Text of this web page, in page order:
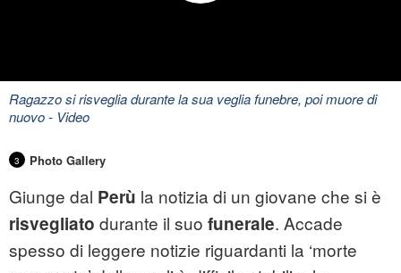
Ragazzo si risveglia durante la sua veglia funebre, poi muore di
nuovo- Video
3 Photo Gallery
Giunge dal Perù la notizia di un giovane che si è
risvegliato durante il suo funerale. Accade
spesso di leggere notizie riguardanti la ‘morte